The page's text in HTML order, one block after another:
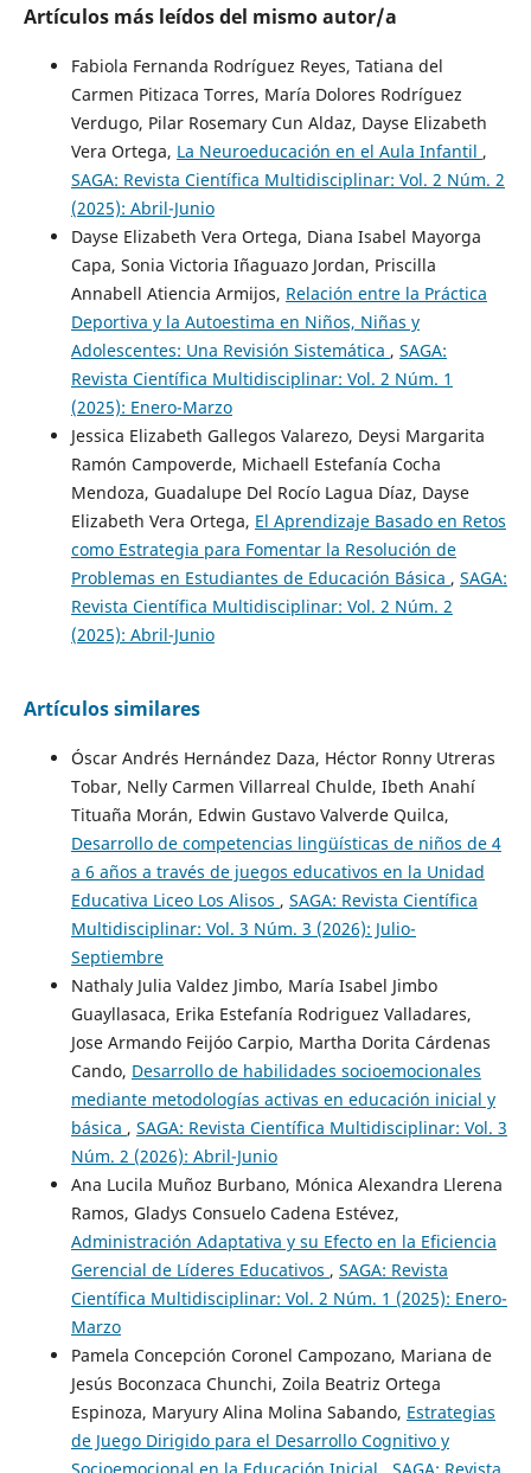
Artículos más leídos del mismo autor/a
Fabiola Fernanda Rodríguez Reyes, Tatiana del
Carmen Pitizaca Torres, María Dolores Rodríguez
Verdugo, Pilar Rosemary Cun Aldaz, Dayse Elizabeth
Vera Ortega, La Neuroeducación en el Aula Infantil ,
SAGA: Revista Científica Multidisciplinar: Vol. 2 Núm. 2
(2025): Abril-Junio
Dayse Elizabeth Vera Ortega, Diana Isabel Mayorga
Capa, Sonia Victoria Iñaguazo Jordan, Priscilla
Annabell Atiencia Armijos, Relación entre la Práctica
Deportiva y la Autoestima en Niños, Niñas y
Adolescentes: Una Revisión Sistemática , SAGA:
Revista Científica Multidisciplinar: Vol. 2 Núm. 1
(2025): Enero-Marzo
Jessica Elizabeth Gallegos Valarezo, Deysi Margarita
Ramón Campoverde, Michaell Estefanía Cocha
Mendoza, Guadalupe Del Rocío Lagua Díaz, Dayse
Elizabeth Vera Ortega, El Aprendizaje Basado en Retos
como Estrategia para Fomentar la Resolución de
Problemas en Estudiantes de Educación Básica , SAGA:
Revista Científica Multidisciplinar: Vol. 2 Núm. 2
(2025): Abril-Junio
Artículos similares
Óscar Andrés Hernández Daza, Héctor Ronny Utreras
Tobar, Nelly Carmen Villarreal Chulde, Ibeth Anahí
Tituaña Morán, Edwin Gustavo Valverde Quilca,
Desarrollo de competencias lingüísticas de niños de 4
a 6 años a través de juegos educativos en la Unidad
Educativa Liceo Los Alisos , SAGA: Revista Científica
Multidisciplinar: Vol. 3 Núm. 3 (2026): Julio-
Septiembre
Nathaly Julia Valdez Jimbo, María Isabel Jimbo
Guayllasaca, Erika Estefanía Rodriguez Valladares,
Jose Armando Feijóo Carpio, Martha Dorita Cárdenas
Cando, Desarrollo de habilidades socioemocionales
mediante metodologías activas en educación inicial y
básica , SAGA: Revista Científica Multidisciplinar: Vol. 3
Núm. 2 (2026): Abril-Junio
Ana Lucila Muñoz Burbano, Mónica Alexandra Llerena
Ramos, Gladys Consuelo Cadena Estévez,
Administración Adaptativa y su Efecto en la Eficiencia
Gerencial de Líderes Educativos , SAGA: Revista
Científica Multidisciplinar: Vol. 2 Núm. 1 (2025): Enero-
Marzo
Pamela Concepción Coronel Campozano, Mariana de
Jesús Boconzaca Chunchi, Zoila Beatriz Ortega
Espinoza, Maryury Alina Molina Sabando, Estrategias
de Juego Dirigido para el Desarrollo Cognitivo y